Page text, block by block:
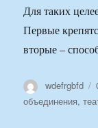
Для таких
Первые
вторые –
Автор
wdefrgbfd
объединения,